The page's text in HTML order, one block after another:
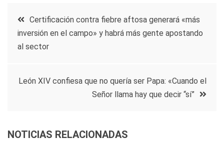
Navegación
de
Certificación contra fiebre aftosa generará «más
inversión en el campo» y habrá más gente apostando
al sector
León XIV confiesa que no quería ser Papa: «Cuando el
Señor llama hay que decir “sí”
NOTICIAS RELACIONADAS